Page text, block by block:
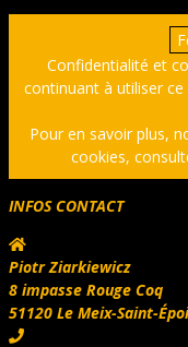
Confidentialité et
continuant à utiliser
Pour en savoir plus,
cookies,
INFOS CONTACT
Piotr Ziarkiewicz
8 impasse Rouge Coq
51120 Le Meix-Saint-